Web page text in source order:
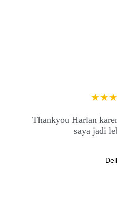
Thankyou Harlan
saya jadi